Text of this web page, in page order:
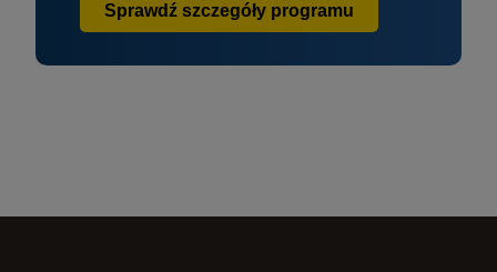
Sprawdź szczegóły programu